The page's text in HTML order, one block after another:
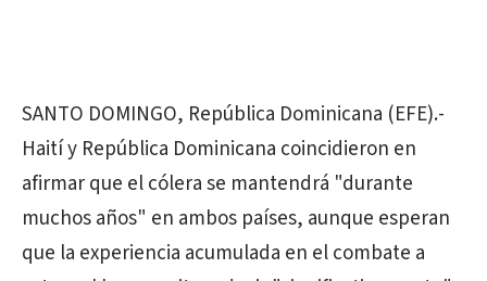
SANTO DOMINGO, República Dominicana (EFE).-
Haití y República Dominicana coincidieron en
afirmar que el cólera se mantendrá "durante
muchos años" en ambos países, aunque esperan
que la experiencia acumulada en el combate a